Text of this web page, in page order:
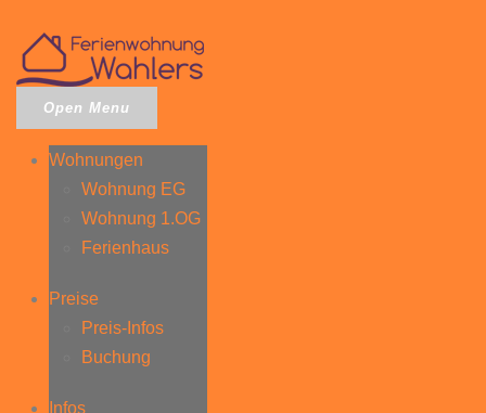
Open Menu
Wohnungen
Wohnung EG
Wohnung 1.OG
Ferienhaus
Preise
Preis-Infos
Buchung
Infos